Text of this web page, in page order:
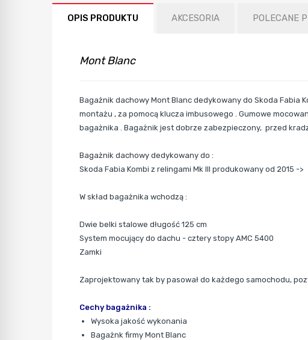
OPIS PRODUKTU AKCESORIA POLECANE
Mont Blanc
Bagażnik dachowy Mont Blanc dedykowany do Skoda Fabia
montażu , za pomocą klucza imbusowego . Gumowe
bagażnika . Bagażnik jest dobrze zabezpieczony, przed
Bagażnik dachowy dedykowany do :
Skoda Fabia Kombi z relingami Mk III produkowany od 2015 ->
W skład bagażnika wchodzą :
Dwie belki stalowe długość 125 cm
System mocujący do dachu - cztery stopy AMC 5400
Zamki
Zaprojektowany tak by pasował do każdego samochodu,
Cechy bagażnika :
Wysoka jakość wykonania
Bagażnk firmy Mont Blanc